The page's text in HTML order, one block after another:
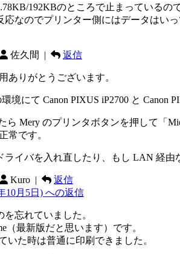
192KBのところで止まっているの
なのでプリンター側にはデータはいっ
佐久間 | 返信
ありがとうございます。
環境にて Canon PIXUS iP2700 と
ら Mery のプリンタボタンを押して「
常です。
ライバを入れ直したり、もし LAN 経
Kuro |
返信
10月5日) への返信
忘れていました。
（最新版だと思います）です。
いた時は普通に印刷できました。